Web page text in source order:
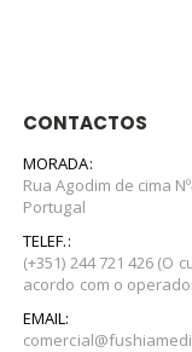
CONTACTOS
MORADA:
Rua Agodim de cima
Portugal
TELEF.:
(+351) 244 721 426
acordo com o
EMAIL: